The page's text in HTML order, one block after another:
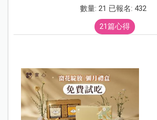
數量: 21 已報名: 432
21篇心得